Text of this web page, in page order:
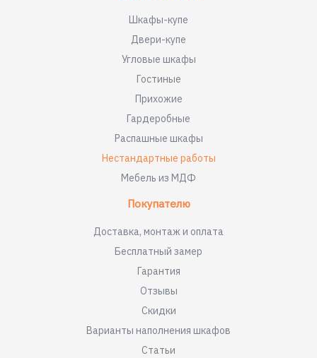
Шкафы-купе
Двери-купе
Угловые шкафы
Гостиные
Прихожие
Гардеробные
Распашные шкафы
Нестандартные работы
Мебель из МДФ
Покупателю
Доставка, монтаж и оплата
Бесплатный замер
Гарантия
Отзывы
Скидки
Варианты наполнения шкафов
Статьи